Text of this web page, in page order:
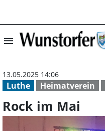
menu
Luthe Heimatverein
13.05.2025 14:06
Rock im Mai